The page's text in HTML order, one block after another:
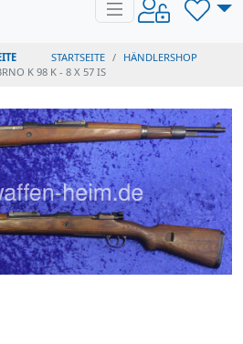
STARTSEITE
HÄNDLERSHOP
K 98 K - 8 X 57 IS